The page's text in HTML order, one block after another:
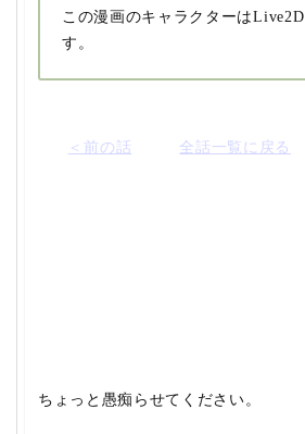
この漫画のキャラクターは
す。
＜前の話 全話一覧に戻る
ちょっと愚痴らせてください。